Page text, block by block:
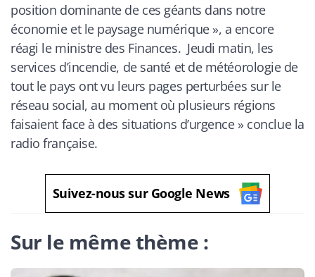
position dominante de ces géants dans notre
économie et le paysage numérique », a encore
réagi le ministre des Finances. Jeudi matin, les
services d’incendie, de santé et de météorologie de
tout le pays ont vu leurs pages perturbées sur le
réseau social, au moment où plusieurs régions
faisaient face à des situations d’urgence» conclue la
radio française.
Suivez-nous sur Google News
Sur le même thème :